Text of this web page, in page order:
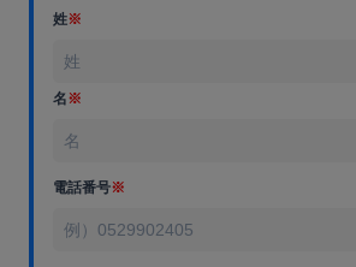
姓※
名※
電話番号※